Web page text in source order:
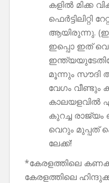
കളിൽ മിക്ക
ആയിരുന്നു.
ഇപ്പൊ ഇത്
മൂന്നും സൗദി
വേഗം
കാലയളവിൽ
കുറച്ച
വെറും മുപ്പത്
ലേക്ക്!
*കേരളത്തിലെ
കേരളത്തിലെ